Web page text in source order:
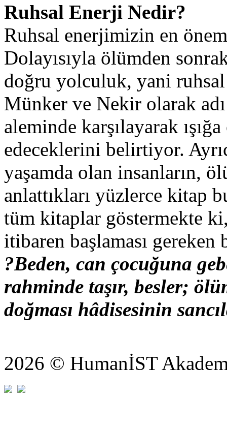
Ruhsal Enerji Nedir?
Ruhsal enerjimizin en
Dolayısıyla ölümden
doğru yolculuk, yani
Münker ve Nekir olarak
aleminde karşılayarak
edeceklerini belirtiyor.
yaşamda olan insanların,
anlattıkları yüzlerce kitap
tüm kitaplar göstermekte
itibaren başlaması
?Beden, can çocuğuna
rahminde taşır, besler;
doğması hâdisesinin
2026 © HumanİST